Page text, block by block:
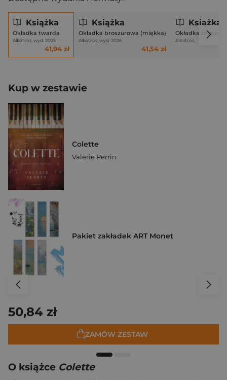
Książka
Okładka twarda
Albatros, wyd. 2025
41,94 zł
Książka
Okładka broszurowa (miękka)
Albatros, wyd. 2026
41,54 zł
Książka
Okładka
Albatros,
Kup w zestawie
Colette
Valerie Perrin
Pakiet zakładek ART Monet
50,84 zł
ZAMÓW ZESTAW
O książce Colette